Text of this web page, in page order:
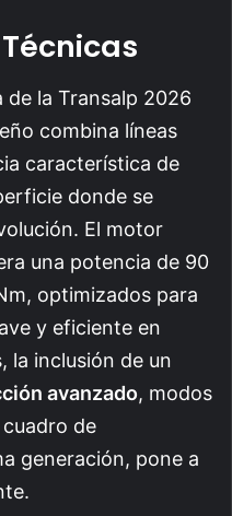
la Transalp 2026
combina líneas
característica de
donde se
El motor
una potencia de 90
optimizados para
y eficiente en
la inclusión de un
avanzado, modos
de
generación, pone a